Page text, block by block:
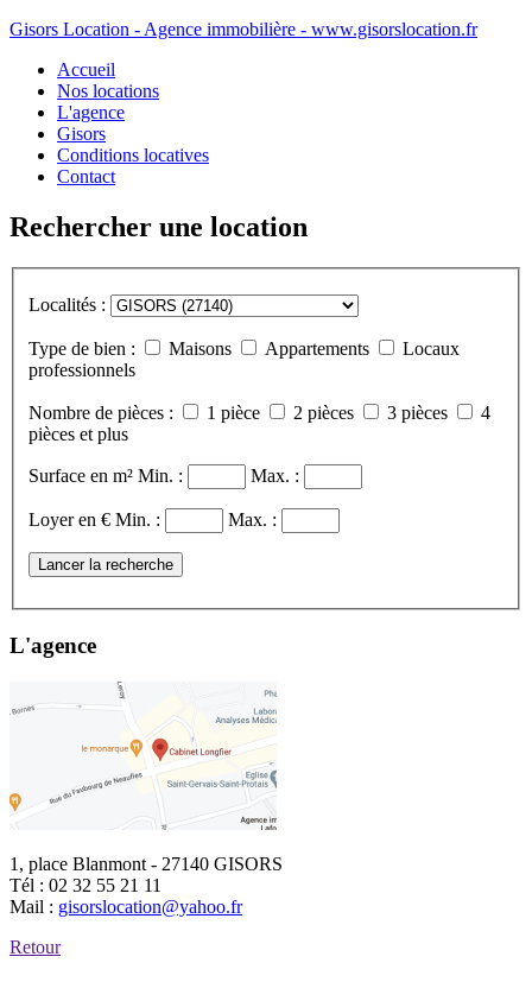
Gisors Location - Agence immobilière - www.gisorslocation.fr
Accueil
Nos locations
L'agence
Gisors
Conditions locatives
Contact
Rechercher une location
Localités :
Type de bien : Maisons Appartements
Locaux
professionnels
Nombre de pièces : 1 pièce 2 pièces 3 pièces
4
pièces et plus
Surface en m² Min. : Max. :
Loyer en € Min. : Max. :
Lancer la recherche
L'agence
1, place Blanmont - 27140 GISORS
Tél : 02 32 55 21 11
Mail : gisorslocation@yahoo.fr
Retour